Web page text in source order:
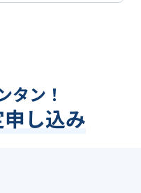
タン！
申し込み